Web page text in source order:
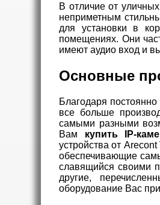
В отличие от
неприметным
для установки в
помещениях. Они
имеют аудио вход и
Основные
Благодаря
все больше
самыми разными
Вам купить IP-
устройства от
обеспечивающие
славящийся своими
другие,
оборудование Вас